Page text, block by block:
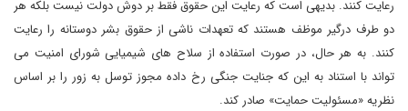
رعایت کنند. بدیهی است که رعایت این حقوق فقط بر دوش دولت نیست بلکه هر
دو طرف درگیر موظف هستند که تعهدات ناشی از حقوق بشر دوستانه را رعایت
کنند. به هر حال، در صورت استفاده از سلاح های شیمیایی شورای امنیت می
تواند با استناد به این که جنایت جنگی رخ داده مجوز توسل به زور را بر اساس
نظریه «مسئولیت حمایت» صادر کند.